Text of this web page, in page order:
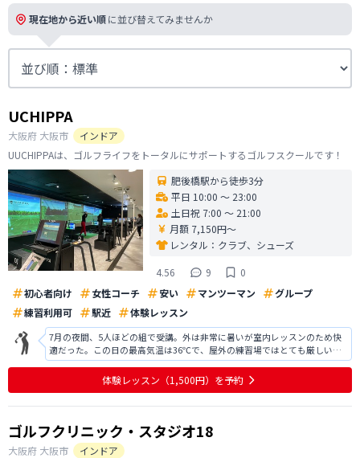
現在地から近い順に並び替えてみませんか
UCHIPPA
大阪府 大阪市
インドア
UUCHIPPAは、ゴルフライフをトータルにサポートするゴルフスクールです！
肥後橋駅から徒歩3分
平日 10:00 〜 23:00
土日祝 7:00 〜 21:00
月額 7,150円〜
レンタル： クラブ、シューズ
4.56
9
0
初心者向け
女性コーチ 安い マンツーマン
グループ
練習利用可
駅近 体験レッスン
7月の夜間、5人ほどの組で受講。外は非常に暑いが室内レッスンのため快
適だった。この日の最高気温は36℃で、屋外の練習場ではとても厳しい。
受付を済ませてレッスン開始。中々上達しない旨を伝えて、グリップから
構え方など基礎からレッスンを受けた。コーチの指導は良かった。複数人
制のため、受講者1人当たりの指導
体験レッスン （1,500円） を予約
ゴルフクリニック・スタジオ18
大阪府 大阪市
インドア